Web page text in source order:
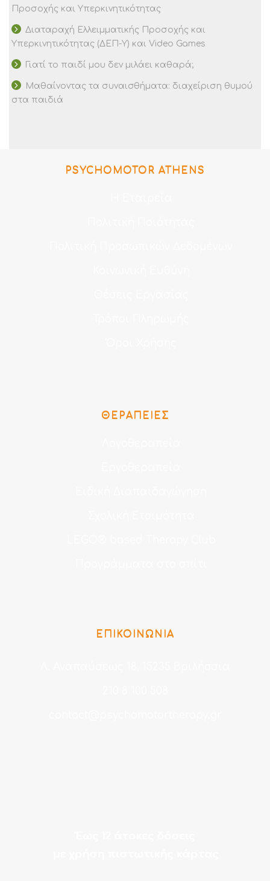
Προσοχής και Υπερκινητικότητας
Διαταραχή Ελλειμματικής Προσοχής και
Υπερκινητικότητας (ΔΕΠ-Υ) και Video Games
Γιατί το παιδί μου δεν μιλάει καθαρά;
Μαθαίνοντας τα συναισθήματα: διαχείριση θυμού
στα παιδιά
PSYCHOMOTOR ATHENS
ΘΕΡΑΠΕΊΕΣ
ΕΠΙΚΟΙΝΩΝΙΑ